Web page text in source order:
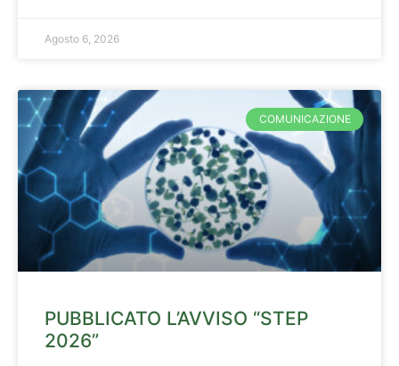
Agosto 6, 2026
COMUNICAZIONE
PUBBLICATO L’AVVISO “STEP
2026”